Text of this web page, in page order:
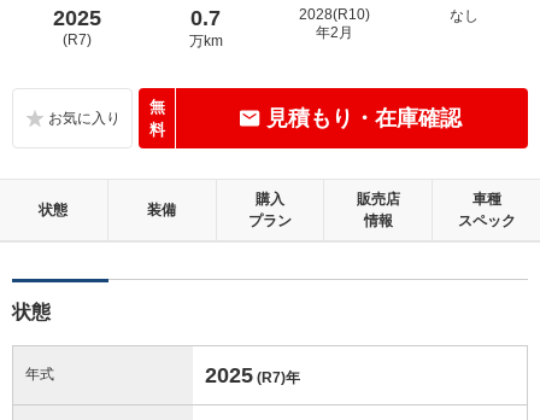
2025
(R7)
0.7
万km
2028(R10)
年2月
なし
無
料
見積もり・在庫確認
状態 装備
購入
プラン
販売店
情報
車種
スペック
状態
年式 2025 (R7)年